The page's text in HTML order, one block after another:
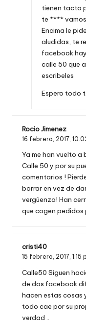
tienen tacto
te ****
Encima le
aludidas, te
facebook
calle 50 que
escribeles
Espero todo
Rocio Jimenez
16 febrero, 2017,
Ya me han vuelto
Calle 50 y por su
comentarios !
borrar en vez de
vergüenza! Han
que cogen pedidos
cristi40
15 febrero, 2017, 1:15
Calle50 Siguen
de dos facebook
hacen estas cosas
todo cae por su
verdad ..